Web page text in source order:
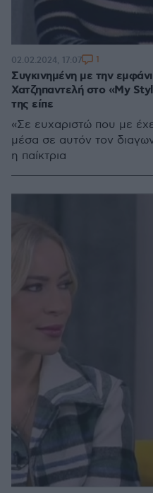
Συγκινημένη με την
Χατζηπαντελή στο «My
της είπε
«Σε ευχαριστώ που με
μέσα σε αυτόν τον
η παίκτρια
02.02.2024, 17:07 1